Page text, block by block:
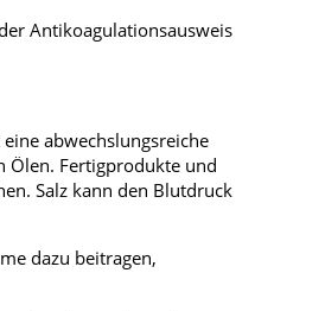
Antikoagulationsausweis
abwechslungsreiche
Ölen. Fertigprodukte und
Salz kann den Blutdruck
dazu beitragen,